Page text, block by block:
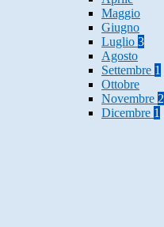
Maggio
Giugno
Luglio 3
Agosto
Settembre 1
Ottobre
Novembre 2
Dicembre 1